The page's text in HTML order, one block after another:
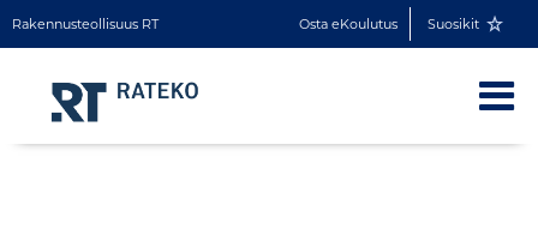
Rakennusteollisuus RT Osta eKoulutus Suosikit